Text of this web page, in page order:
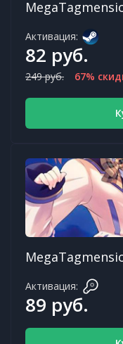
Активация:
82 руб.
249 руб. 67%
Активация:
89 руб.